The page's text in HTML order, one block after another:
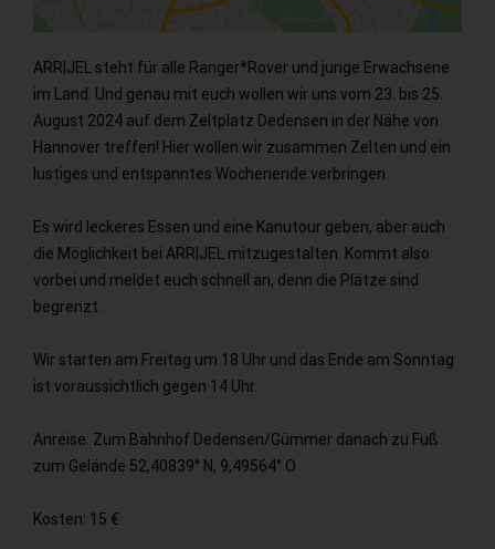
ARR|JEL steht für alle Ranger*Rover und junge Erwachsene
im Land. Und genau mit euch wollen wir uns vom 23. bis 25.
August 2024 auf dem Zeltplatz Dedensen in der Nähe von
Hannover treffen! Hier wollen wir zusammen Zelten und ein
lustiges und entspanntes Wochenende verbringen.
Es wird leckeres Essen und eine Kanutour geben, aber auch
die Möglichkeit bei ARR|JEL mitzugestalten. Kommt also
vorbei und meldet euch schnell an, denn die Plätze sind
begrenzt.
Wir starten am Freitag um 18 Uhr und das Ende am Sonntag
ist voraussichtlich gegen 14 Uhr.
Anreise: Zum Bahnhof Dedensen/Gümmer danach zu Fuß
zum Gelände 52,40839° N, 9,49564° O
Kosten: 15 €